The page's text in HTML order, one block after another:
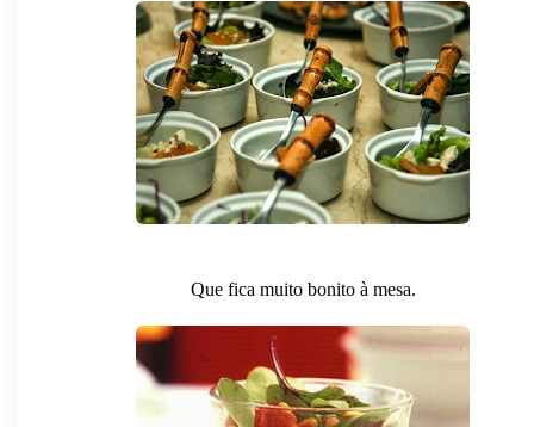
Que fica muito bonito à mesa.